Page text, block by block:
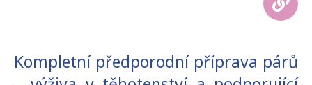
Kompletní předporodní příprava párů